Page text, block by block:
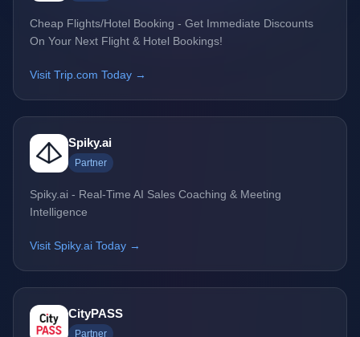
Cheap Flights/Hotel Booking - Get Immediate Discounts
On Your Next Flight & Hotel Bookings!
Visit Trip.com Today →
Spiky.ai
Partner
Spiky.ai - Real-Time AI Sales Coaching & Meeting
Intelligence
Visit Spiky.ai Today →
CityPASS
Partner